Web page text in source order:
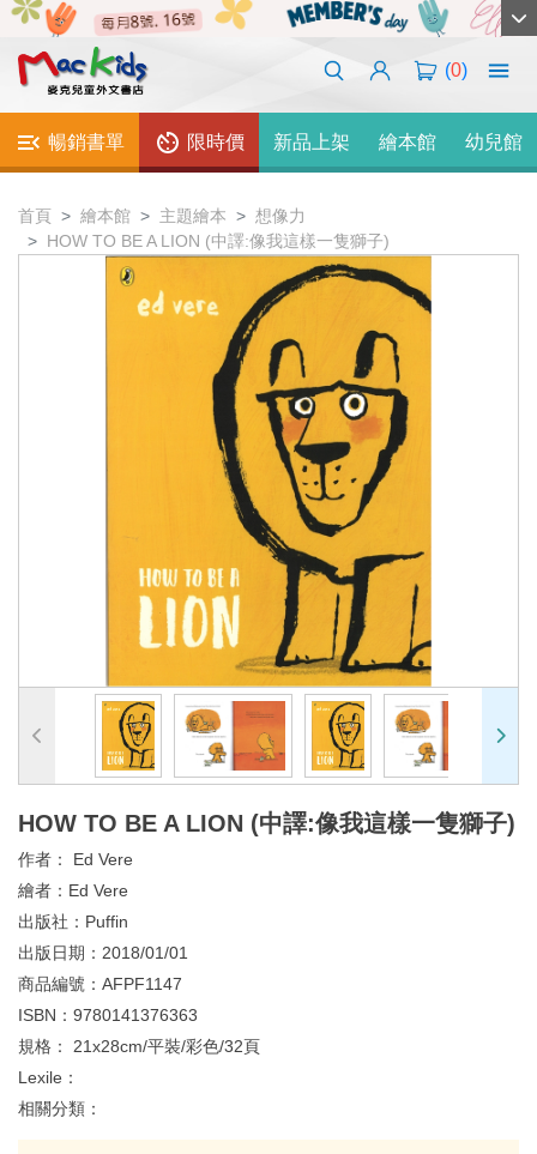
(0)
暢銷書單 限時價 新品上架 繪本館 幼兒館
首頁 繪本館 主題繪本
想像力
HOW TO BE A LION (中譯:像我這樣一隻獅子)
HOW TO BE A LION (中譯:像我這樣一隻獅子)
作者： Ed Vere
繪者： Ed Vere
出版社： Puffin
出版日期： 2018/01/01
商品編號： AFPF1147
ISBN： 9780141376363
規格： 21x28cm/平裝/彩色/32頁
Lexile：
相關分類：